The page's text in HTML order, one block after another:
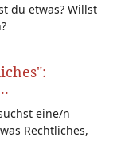
du etwas? Willst
eine/n
Rechtliches,